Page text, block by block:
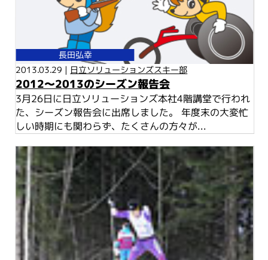
長田弘幸
2013.03.29 | 日立ソリューションズスキー部
2012～2013のシーズン報告会
3月26日に日立ソリューションズ本社4階講堂で行われ
た、シーズン報告会に出席しました。 年度末の大変忙
しい時期にも関わらず、たくさんの方々が...